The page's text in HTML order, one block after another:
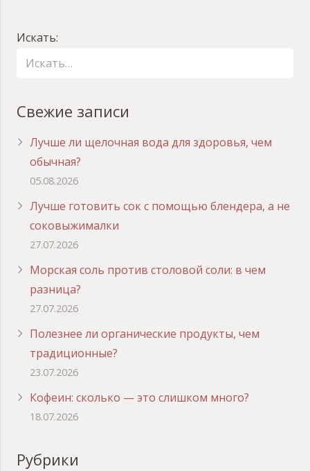
Искать:
Свежие записи
Лучше ли щелочная вода для здоровья, чем
обычная?
05.08.2026
Лучше готовить сок с помощью блендера, а не
соковыжималки
27.07.2026
Морская соль против столовой соли: в чем
разница?
27.07.2026
Полезнее ли органические продукты, чем
традиционные?
23.07.2026
Кофеин: сколько — это слишком много?
18.07.2026
Рубрики